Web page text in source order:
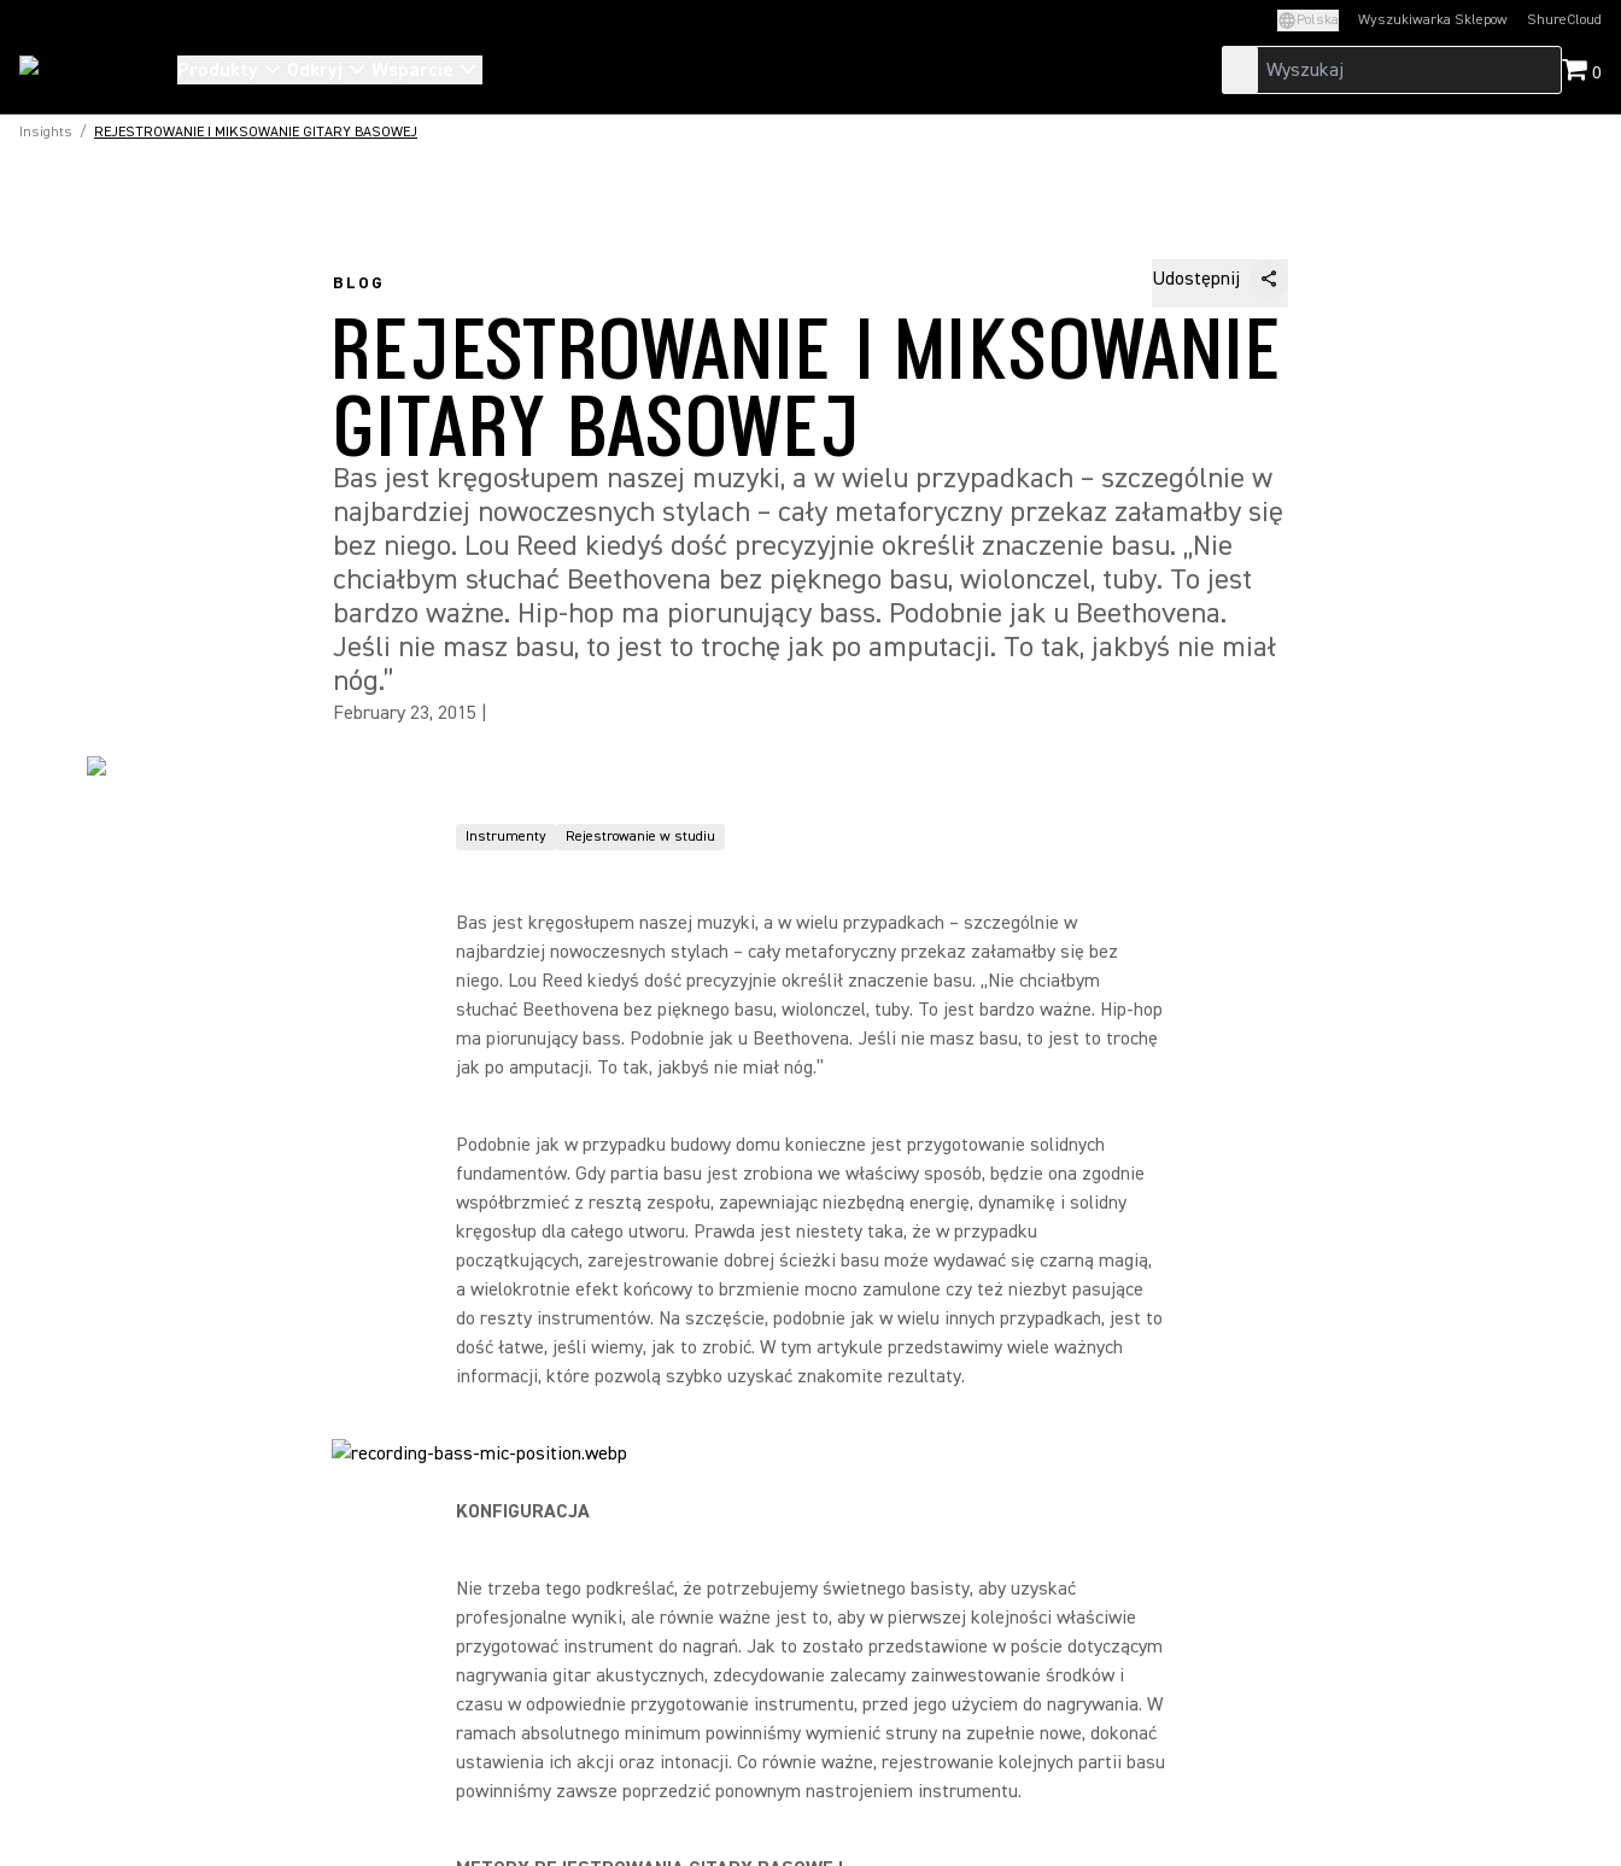
Polska Wyszukiwarka Sklepow ShureCloud
(Opens in a new
0
Insights / REJESTROWANIE I MIKSOWANIE GITARY BASOWEJ
BLOG Udostępnij
REJESTROWANIE I MIKSOWANIE
GITARY BASOWEJ
Bas jest kręgosłupem naszej muzyki, a w wielu przypadkach – szczególnie w
najbardziej nowoczesnych stylach – cały metaforyczny przekaz załamałby się
bez niego. Lou Reed kiedyś dość precyzyjnie określił znaczenie basu. „Nie
chciałbym słuchać Beethovena bez pięknego basu, wiolonczel, tuby. To jest
bardzo ważne. Hip-hop ma piorunujący bass. Podobnie jak u Beethovena.
Jeśli nie masz basu, to jest to trochę jak po amputacji. To tak, jakbyś nie miał
nóg.”
February 23, 2015
Instrumenty Rejestrowanie w studiu
Bas jest kręgosłupem naszej muzyki, a w wielu przypadkach – szczególnie w
najbardziej nowoczesnych stylach – cały metaforyczny przekaz załamałby się bez
niego. Lou Reed kiedyś dość precyzyjnie określił znaczenie basu. „Nie chciałbym
słuchać Beethovena bez pięknego basu, wiolonczel, tuby. To jest bardzo ważne. Hip-hop
ma piorunujący bass. Podobnie jak u Beethovena. Jeśli nie masz basu, to jest to trochę
jak po amputacji. To tak, jakbyś nie miał nóg.”
Podobnie jak w przypadku budowy domu konieczne jest przygotowanie solidnych
fundamentów. Gdy partia basu jest zrobiona we właściwy sposób, będzie ona zgodnie
współbrzmieć z resztą zespołu, zapewniając niezbędną energię, dynamikę i solidny
kręgosłup dla całego utworu. Prawda jest niestety taka, że w przypadku
początkujących, zarejestrowanie dobrej ścieżki basu może wydawać się czarną magią,
a wielokrotnie efekt końcowy to brzmienie mocno zamulone czy też niezbyt pasujące
do reszty instrumentów. Na szczęście, podobnie jak w wielu innych przypadkach, jest to
dość łatwe, jeśli wiemy, jak to zrobić. W tym artykule przedstawimy wiele ważnych
informacji, które pozwolą szybko uzyskać znakomite rezultaty.
KONFIGURACJA
Nie trzeba tego podkreślać, że potrzebujemy świetnego basisty, aby uzyskać
profesjonalne wyniki, ale równie ważne jest to, aby w pierwszej kolejności właściwie
przygotować instrument do nagrań. Jak to zostało przedstawione w poście dotyczącym
nagrywania gitar akustycznych, zdecydowanie zalecamy zainwestowanie środków i
czasu w odpowiednie przygotowanie instrumentu, przed jego użyciem do nagrywania. W
ramach absolutnego minimum powinniśmy wymienić struny na zupełnie nowe, dokonać
ustawienia ich akcji oraz intonacji. Co równie ważne, rejestrowanie kolejnych partii basu
powinniśmy zawsze poprzedzić ponownym nastrojeniem instrumentu.